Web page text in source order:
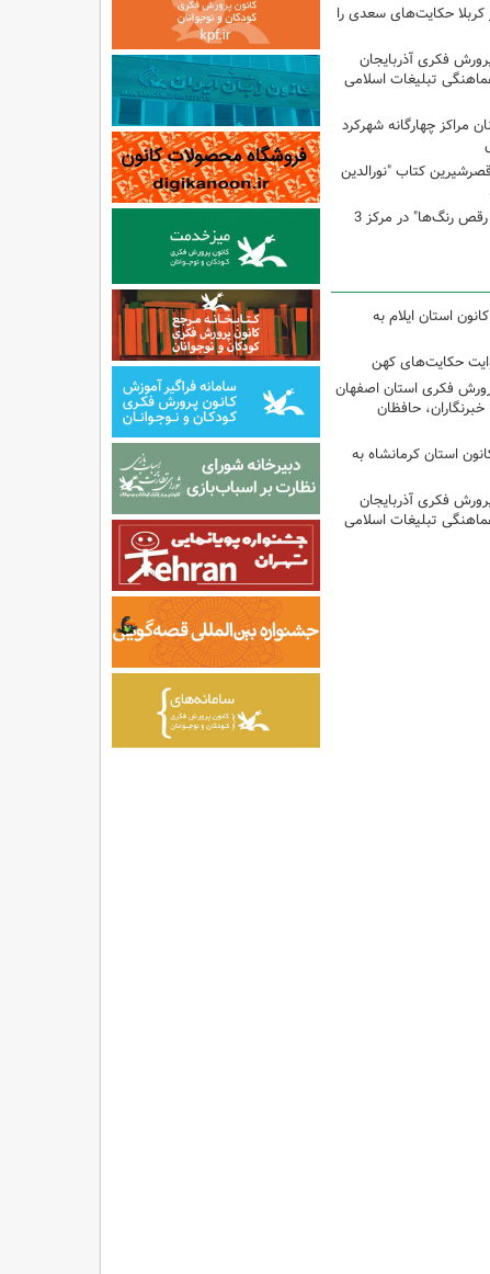
کربلا حکایت‌های سعدی را
فکری آذربایجان
تبلیغات اسلامی
مراکز چهارگانه شهرکرد
کتاب "نورالدین
برگزاری کارگاه "آب و رقص رنگ‌ها" در مرکز 3
استان ایلام به
حکایت‌های کهن
فکری استان اصفهان
حافظان
استان کرمانشاه به
فکری آذربایجان
تبلیغات اسلامی